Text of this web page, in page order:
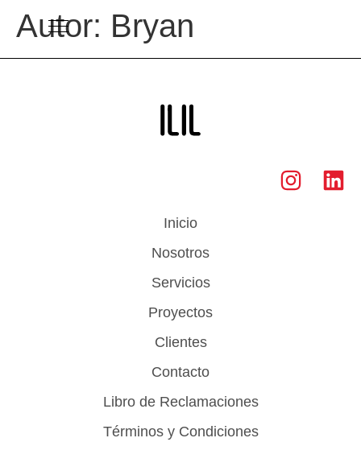
Autor: Bryan
Inicio
Nosotros
Servicios
Proyectos
Clientes
Contacto
Libro de Reclamaciones
Términos y Condiciones